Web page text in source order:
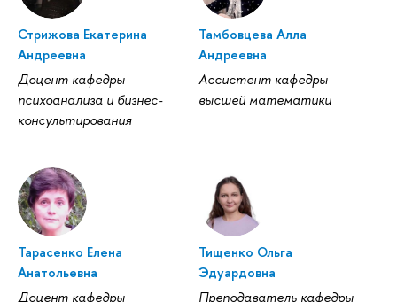
Стрижова Екатерина
Андреевна
Доцент кафедры
психоанализа и бизнес-
консультирования
Тамбовцева Алла
Андреевна
Ассистент кафедры
высшей математики
Тарасенко Елена
Анатольевна
Доцент кафедры
Тищенко Ольга
Эдуардовна
Преподаватель кафедры